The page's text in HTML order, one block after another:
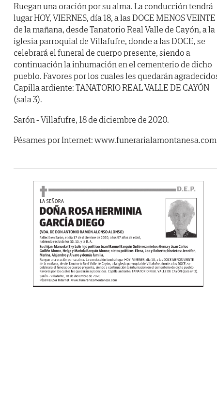
Ruegan una oración por su alma. La conducción tendrá
lugar HOY, VIERNES, día 18, a las DOCE MENOS VEINTE
de la mañana, desde Tanatorio Real Valle de Cayón, a la
iglesia parroquial de Villafufre, donde a las DOCE, se
celebrará el funeral de cuerpo presente, siendo a
continuación la inhumación en el cementerio de dicho
pueblo. Favores por los cuales les quedarán
Capilla ardiente: TANATORIO REAL VALLE DE CAYÓN
(sala 3).
Sarón - Villafufre, 18 de diciembre de 2020.
Pésames por Internet: www.funerarialamontanesa.com